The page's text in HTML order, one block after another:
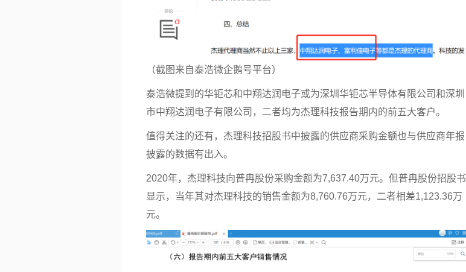
（截图来自泰浩微企鹅号平台）
泰浩微提到的华钜芯和中翔达润电子或为深圳华钜芯半导体有限公司和深圳
市中翔达润电子有限公司，二者均为杰理科技报告期内的前五大客户。
值得关注的还有，杰理科技招股书中披露的供应商采购金额也与供应商年报
披露的数据有出入。
2020年，杰理科技向普冉股份采购金额为7,637.40万元。但普冉股份招股书
显示，当年其对杰理科技的销售金额为8,760.76万元，二者相差1,123.36万
元。